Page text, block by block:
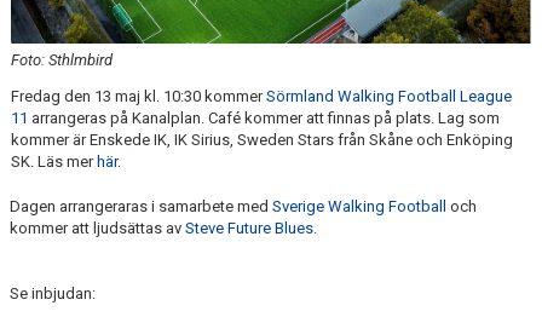
Foto: Sthlmbird
Fredag den 13 maj kl. 10:30 kommerSörmland Walking Football League
11 arrangeras på Kanalplan. Café kommer att finnas på plats. Lag som
kommer är Enskede IK, IK Sirius, Sweden Stars från Skåne och Enköping
SK. Läs mer här.
Dagen arrangeraras i samarbete med Sverige Walking Football och
kommer att ljudsättas av Steve Future Blues.
Se inbjudan: